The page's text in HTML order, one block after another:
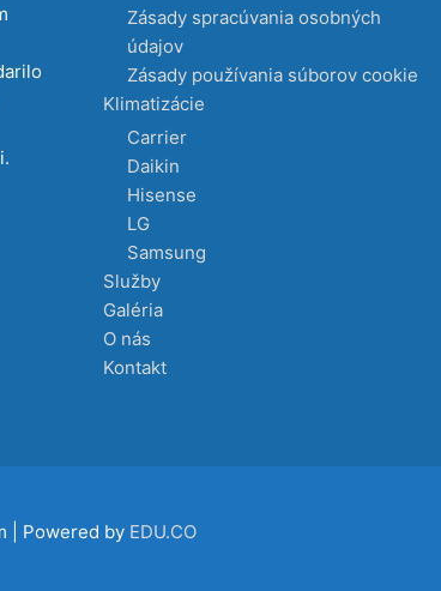
Zásady spracúvania osobných
údajov
Zásady používania súborov cookie
Klimatizácie
Carrier
Daikin
Hisense
LG
Samsung
Služby
Galéria
O nás
Kontakt
| Powered by EDU.CO